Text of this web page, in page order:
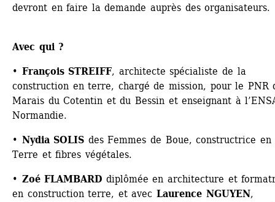
devront en faire la demande auprès des organisateurs.
Avec qui ?
• François STREIFF, architecte spécialiste de la
construction en terre, chargé de mission, pour le PNR
Marais du Cotentin et du Bessin et enseignant à
Normandie.
• Nydia SOLIS des Femmes de Boue, constructrice en
Terre et fibres végétales.
• Zoé FLAMBARD diplômée en architecture et
en construction terre, et avec Laurence NGUYEN,